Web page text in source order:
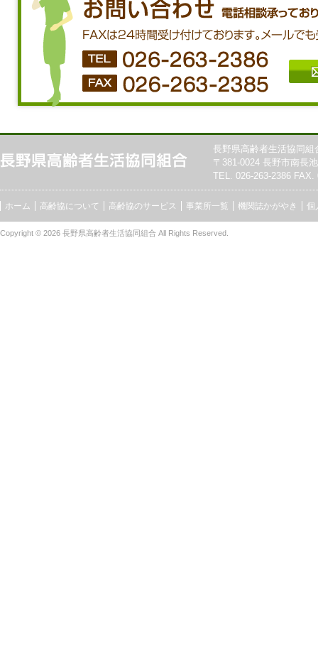
長野県高齢者生活協同組
〒381-0024 長野市南長
TEL. 026-263-2386 FAX.
ホーム 高齢協について 高齢協のサービス 事業所一覧 機関誌かがやき 個
Copyright © 2026 長野県高齢者生活協同組合 All Rights Reserved.